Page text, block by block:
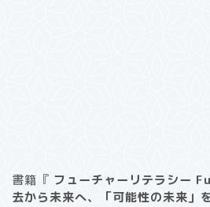
書籍『 フューチャーリテラシー
去から未来へ、「可能性の未来」